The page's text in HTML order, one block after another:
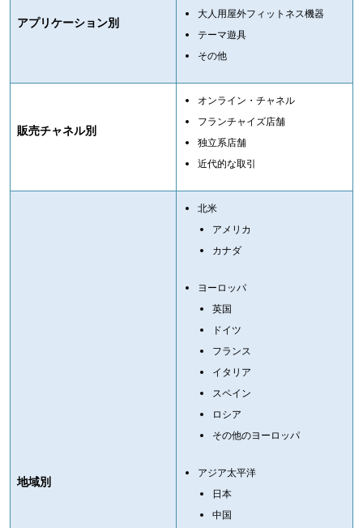
アプリケーション別
大人用屋外フィットネス機器
テーマ遊具
その他
販売チャネル別
オンライン・チャネル
フランチャイズ店舗
独立系店舗
近代的な取引
地域別
北米
アメリカ
カナダ
ヨーロッパ
英国
ドイツ
フランス
イタリア
スペイン
ロシア
その他のヨーロッパ
アジア太平洋
日本
中国